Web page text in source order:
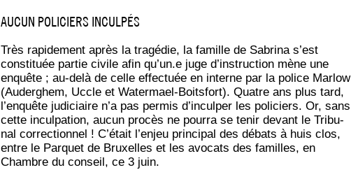
AUCUN POLICIERS INCULPÉS
Très rapi­de­ment après la tra­gé­die, la famille de Sabri­na s’est
consti­tuée par­tie civile afin qu’un.e juge d’instruction mène une
enquête ; au-delà de celle effec­tuée en interne par la police Mar­low
(Auder­ghem, Uccle et Water­mael-Boits­fort). Quatre ans plus tard,
l’en­quête judi­ciaire n’a pas per­mis d’in­cul­per les poli­ciers. Or, sans
cette incul­pa­tion, aucun pro­cès ne pour­ra se tenir devant le Tri­bu­
nal cor­rec­tion­nel ! C’é­tait l’en­jeu prin­ci­pal des débats à huis clos,
entre le Par­quet de Bruxelles et les avo­cats des familles, en
Chambre du conseil, ce 3 juin.